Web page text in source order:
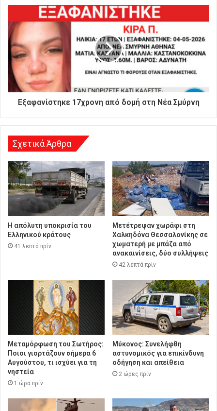
ή
σ
α
ι
ε
υ
η
Εξαφανίστηκε 17χρονη από δομή στη Νέα Σμύρνη
Σχετικά Άρθρα
Η απόλυτη υποκρισία του
Ελληνικού κράτους
41 λεπτά πρίν
Μετέτρεψαν χωράφι στη
Χαλκηδόνα Θεσσαλονίκης σε
χωματερή με μπάζα από
ανακαινίσεις, δύο συλλήψεις
42 λεπτά πρίν
Μεταμόρφωση του Σωτήρος:
Ποιοι γιορτάζουν σήμερα 6
Αυγούστου, τι ισχύει για τη
νηστεία
1 ώρα πρίν
Μύκονος: Συνελήφθη
αστυνομικός για επικίνδυνη
οδήγηση και απείθεια
2 ώρες πρίν